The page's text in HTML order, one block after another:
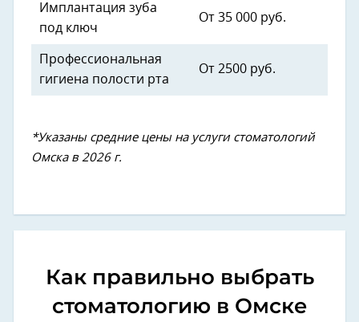
Имплантация зуба
под ключ
От 35 000 руб.
Профессиональная
гигиена полости рта
От 2500 руб.
*Указаны средние цены на услуги стоматологий
Омска в 2026 г.
Как правильно выбрать
стоматологию в Омске